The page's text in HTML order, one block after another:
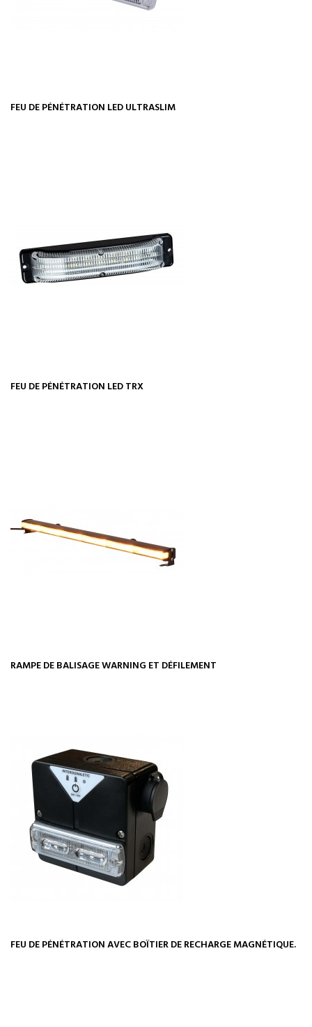
FEU DE PÉNÉTRATION LED ULTRASLIM
FEU DE PÉNÉTRATION LED TRX
RAMPE DE BALISAGE WARNING ET DÉFILEMENT
FEU DE PÉNÉTRATION AVEC BOÎTIER DE RECHARGE MAGNÉTIQUE.